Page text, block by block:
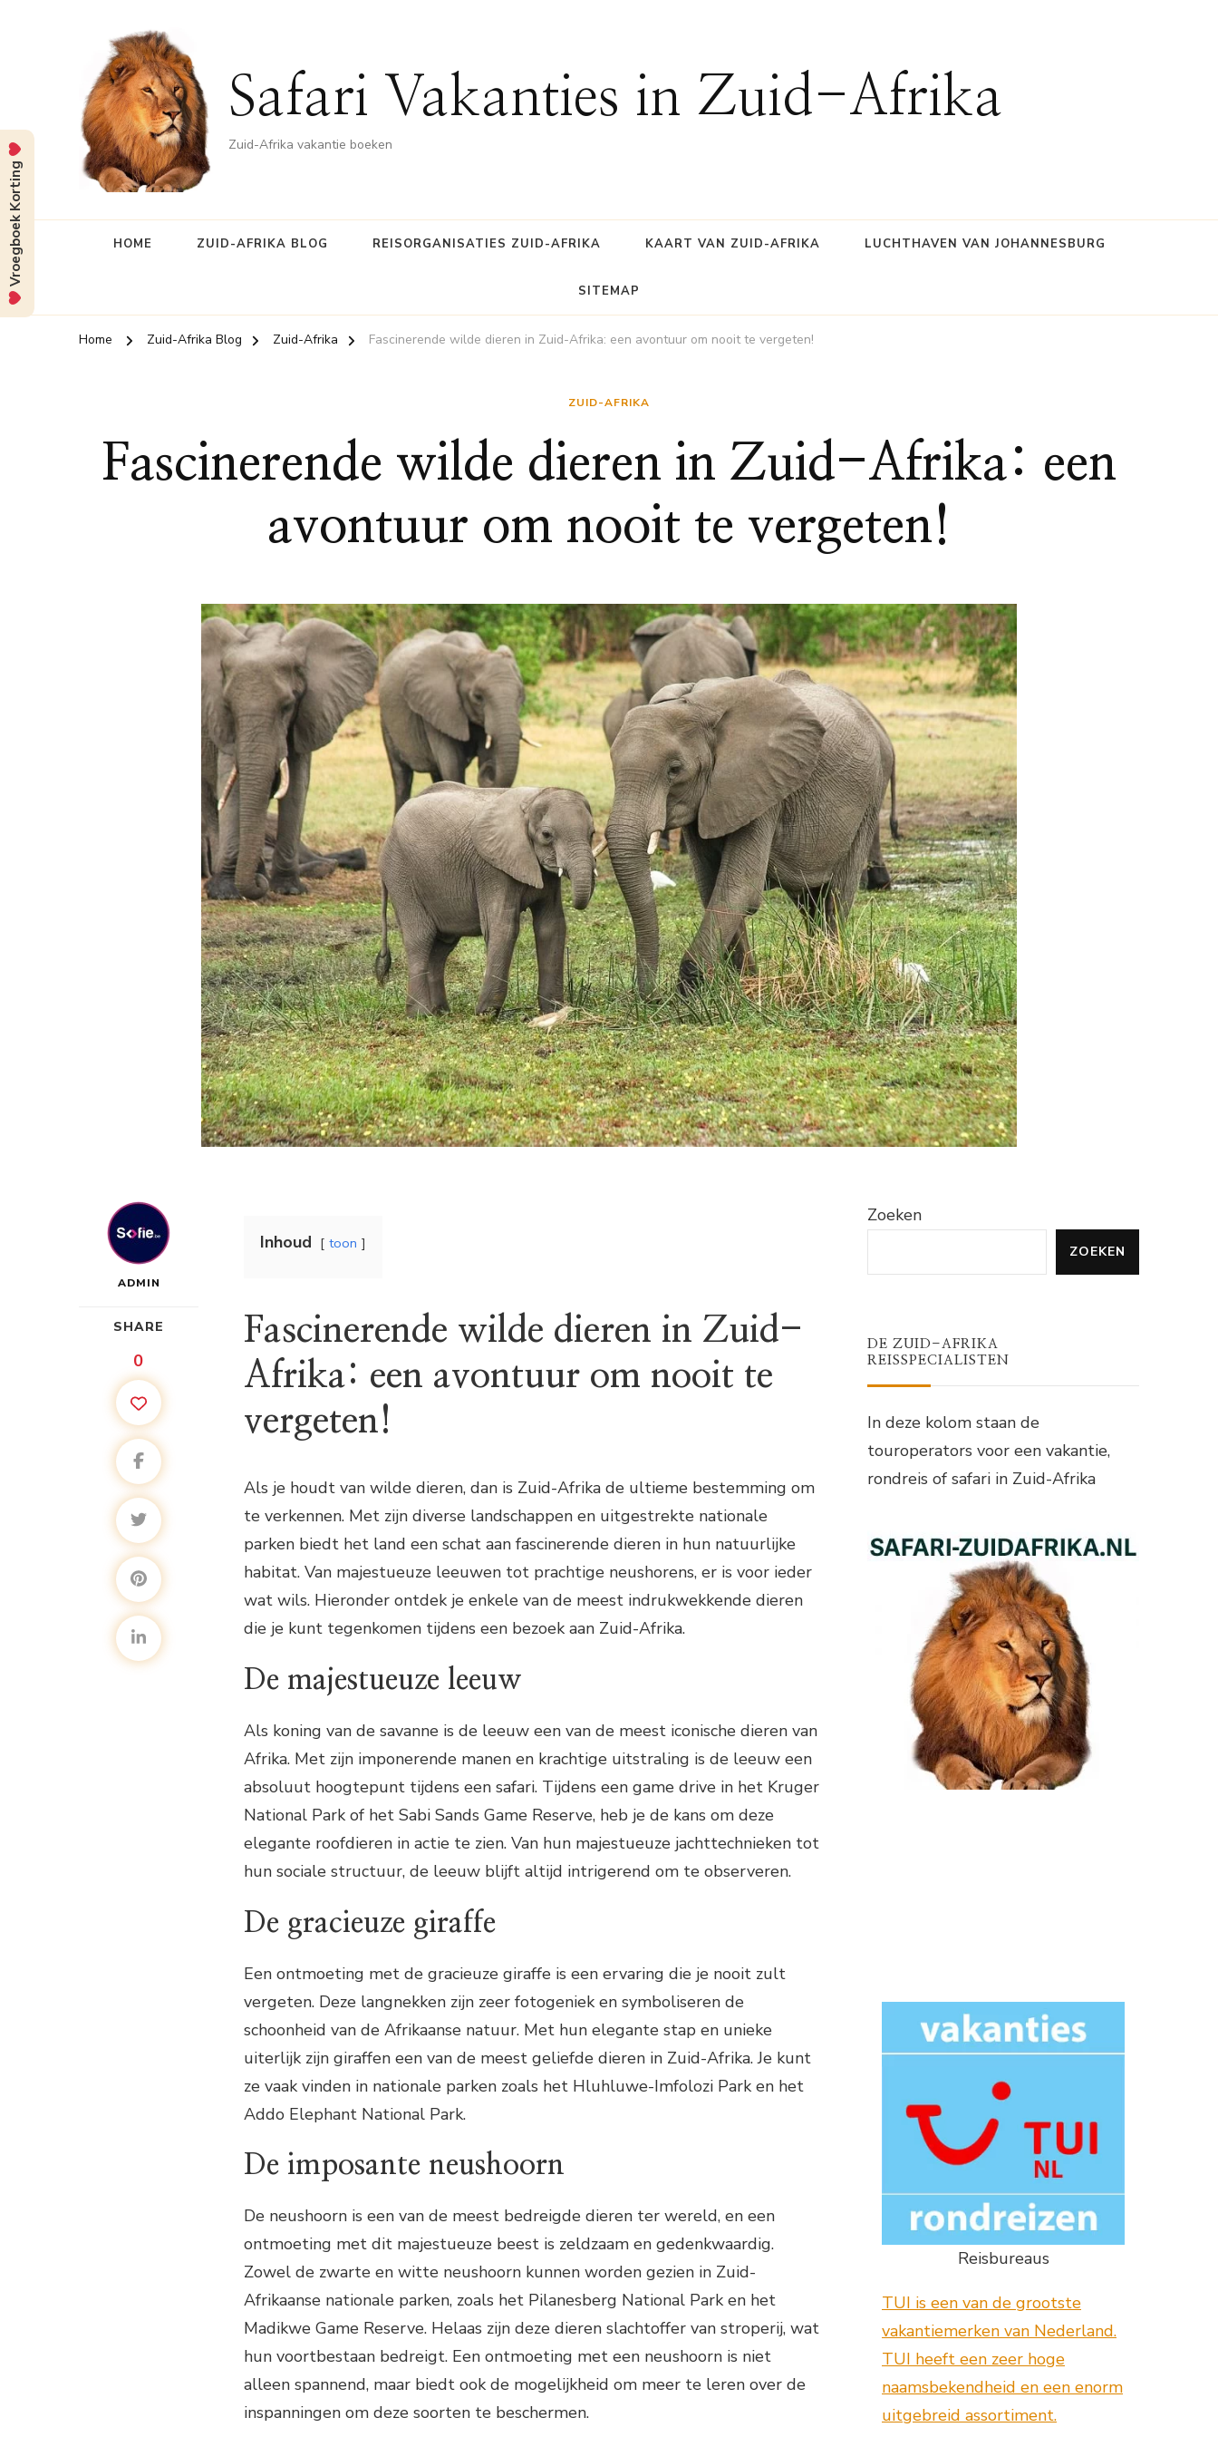
Safari Vakanties in Zuid-Afrika
Zuid-Afrika vakantie boeken
HOME ZUID-AFRIKA BLOG REISORGANISATIES ZUID-AFRIKA KAART VAN ZUID-AFRIKA LUCHTHAVEN VAN JOHANNESBURG
SITEMAP
Home Zuid-Afrika Blog Zuid-Afrika Fascinerende wilde dieren in Zuid-Afrika: een avontuur om nooit te vergeten!
ZUID-AFRIKA
Fascinerende wilde dieren in Zuid-Afrika: een
avontuur om nooit te vergeten!
ADMIN
SHARE
0
Inhoud toon
Fascinerende wilde dieren in Zuid-
Afrika: een avontuur om nooit te
vergeten!
Als je houdt van wilde dieren, dan is Zuid-Afrika de ultieme bestemming om
te verkennen. Met zijn diverse landschappen en uitgestrekte nationale
parken biedt het land een schat aan fascinerende dieren in hun natuurlijke
habitat. Van majestueuze leeuwen tot prachtige neushorens, er is voor ieder
wat wils. Hieronder ontdek je enkele van de meest indrukwekkende dieren
die je kunt tegenkomen tijdens een bezoek aan Zuid-Afrika.
De majestueuze leeuw
Als koning van de savanne is de leeuw een van de meest iconische dieren van
Afrika. Met zijn imponerende manen en krachtige uitstraling is de leeuw een
absoluut hoogtepunt tijdens een safari. Tijdens een game drive in het Kruger
National Park of het Sabi Sands Game Reserve, heb je de kans om deze
elegante roofdieren in actie te zien. Van hun majestueuze jachttechnieken tot
hun sociale structuur, de leeuw blijft altijd intrigerend om te observeren.
De gracieuze giraffe
Een ontmoeting met de gracieuze giraffe is een ervaring die je nooit zult
vergeten. Deze langnekken zijn zeer fotogeniek en symboliseren de
schoonheid van de Afrikaanse natuur. Met hun elegante stap en unieke
uiterlijk zijn giraffen een van de meest geliefde dieren in Zuid-Afrika. Je kunt
ze vaak vinden in nationale parken zoals het Hluhluwe-Imfolozi Park en het
Addo Elephant National Park.
De imposante neushoorn
De neushoorn is een van de meest bedreigde dieren ter wereld, en een
ontmoeting met dit majestueuze beest is zeldzaam en gedenkwaardig.
Zowel de zwarte en witte neushoorn kunnen worden gezien in Zuid-
Afrikaanse nationale parken, zoals het Pilanesberg National Park en het
Madikwe Game Reserve. Helaas zijn deze dieren slachtoffer van stroperij, wat
hun voortbestaan bedreigt. Een ontmoeting met een neushoorn is niet
alleen spannend, maar biedt ook de mogelijkheid om meer te leren over de
inspanningen om deze soorten te beschermen.
Zoeken
ZOEKEN
DE ZUID-AFRIKA
REISSPECIALISTEN
In deze kolom staan de
touroperators voor een vakantie,
rondreis of safari in Zuid-Afrika
Reisbureaus
TUI is een van de grootste
vakantiemerken van Nederland.
TUI heeft een zeer hoge
naamsbekendheid en een enorm
uitgebreid assortiment.
Vroegboek Korting